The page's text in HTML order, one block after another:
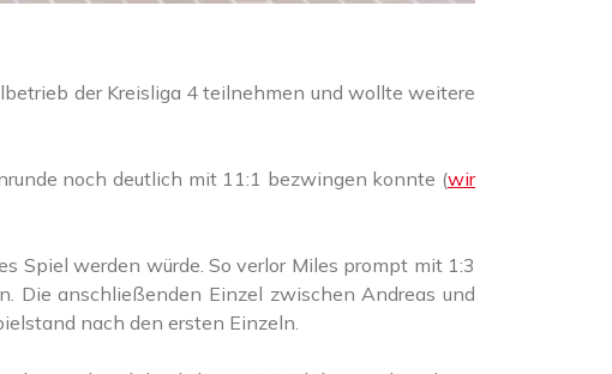
der Kreisliga 4 teilnehmen und wollte weitere
noch deutlich mit 11:1 bezwingen konnte (wir
Spiel werden würde. So verlor Miles prompt mit 1:3
Die anschließenden Einzel zwischen Andreas und
nach den ersten Einzeln.